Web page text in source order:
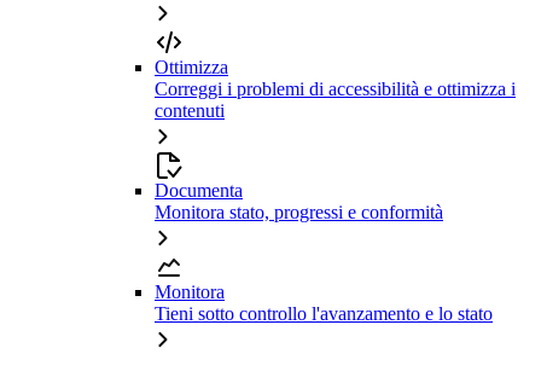
Ottimizza
Correggi i problemi di accessibilità e ottimizza i
contenuti
Documenta
Monitora stato, progressi e conformità
Monitora
Tieni sotto controllo l'avanzamento e lo stato